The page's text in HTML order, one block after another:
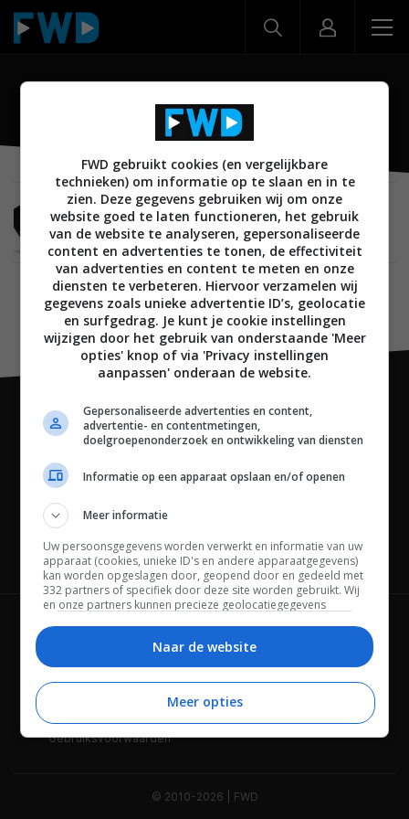
Snapdragon 652
MOBILE 15 AUGUSTUS 2016
‘Qualcomm werkt aan een tweede versie van
Snapdragon 652’
Channels
Wie is FWD Privacybeleid
Adverteren Contact
Gebruiksvoorwaarden
© 2010-2026 | FWD
FWD gebruikt cookies (en vergelijkbare
technieken) om informatie op te slaan en in te
zien. Deze gegevens gebruiken wij om onze
website goed te laten functioneren, het gebruik
van de website te analyseren, gepersonaliseerde
content en advertenties te tonen, de effectiviteit
van advertenties en content te meten en onze
diensten te verbeteren. Hiervoor verzamelen wij
gegevens zoals unieke advertentie ID’s, geolocatie
en surfgedrag. Je kunt je cookie instellingen
wijzigen door het gebruik van onderstaande 'Meer
opties' knop of via 'Privacy instellingen
aanpassen' onderaan de website.
Gepersonaliseerde advertenties en content,
advertentie- en contentmetingen,
doelgroepenonderzoek en ontwikkeling van diensten
Informatie op een apparaat opslaan en/of openen
Meer informatie
Uw persoonsgegevens worden verwerkt en informatie van uw
apparaat (cookies, unieke ID's en andere apparaatgegevens)
kan worden opgeslagen door, geopend door en gedeeld met
332 partners of specifiek door deze site worden gebruikt. Wij
en onze partners kunnen precieze geolocatiegegevens
Bepaalde leveranciers kunnen uw persoonsgegevens
beheren. Zoek onderaan deze pagina of in het sitemenu naar
een link om uw toestemming te beheren of in te trekken via de
privacy- en cookie-instellingen.
Naar de website
Meer opties